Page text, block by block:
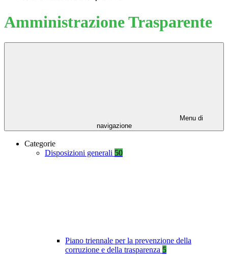
Amministrazione Trasparente
Menu di
navigazione
Categorie
Disposizioni generali 50
Piano triennale per la prevenzione della
corruzione e della trasparenza 5